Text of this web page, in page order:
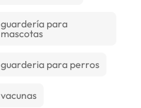
guardería para
mascotas
guarderia para perros
vacunas